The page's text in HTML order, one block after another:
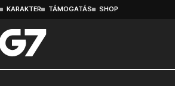
KARAKTER TÁMOGATÁS SHOP